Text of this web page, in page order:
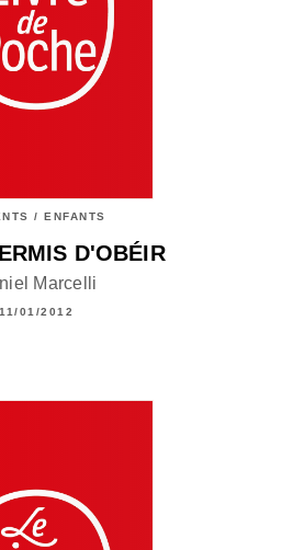
/ ENFANTS
D'OBÉIR
Marcelli
11/01/2012